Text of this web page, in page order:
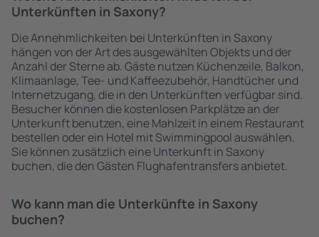
Unterkünften in Saxony?
Die Annehmlichkeiten bei Unterkünften in Saxony
hängen von der Art des ausgewählten Objekts und der
Anzahl der Sterne ab. Gäste nutzen Küchenzeile, Balkon,
Klimaanlage, Tee- und Kaffeezubehör, Handtücher und
Internetzugang, die in den Unterkünften verfügbar sind.
Besucher können die kostenlosen Parkplätze an der
Unterkunft benutzen, eine Mahlzeit in einem Restaurant
bestellen oder ein Hotel mit Swimmingpool auswählen.
Sie können zusätzlich eine Unterkunft in Saxony
buchen, die den Gästen Flughafentransfers anbietet.
Wo kann man die Unterkünfte in Saxony
buchen?